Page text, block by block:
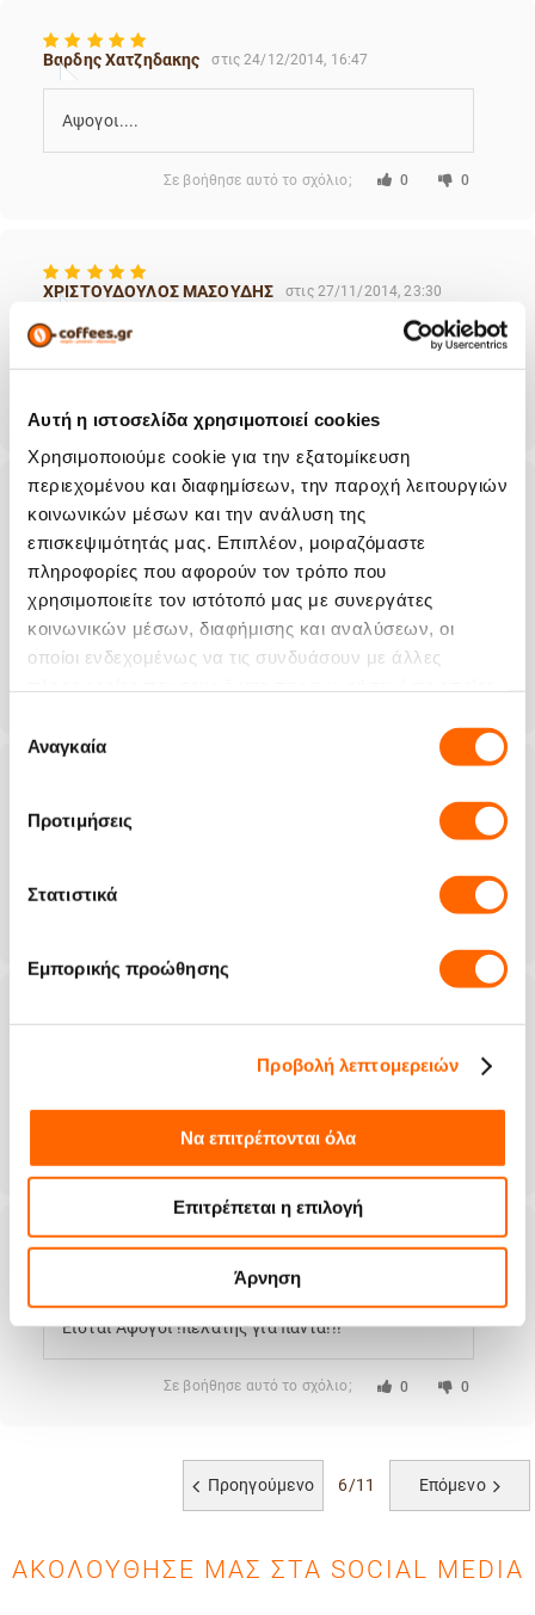
Αυτή η ιστοσελίδα χρησιμοποιεί cookies
Χρησιμοποιούμε cookie για την εξατομίκευση
περιεχομένου και διαφημίσεων, την παροχή λειτουργιών
κοινωνικών μέσων και την ανάλυση της
επισκεψιμότητάς μας. Επιπλέον, μοιραζόμαστε
πληροφορίες που αφορούν τον τρόπο που
χρησιμοποιείτε τον ιστότοπό μας με συνεργάτες
κοινωνικών μέσων, διαφήμισης και αναλύσεων, οι
οποίοι ενδεχομένως να τις συνδυάσουν με άλλες
των υπηρεσιών τους.
συγκατάθεσης
Αναγκαία
Προτιμήσεις
Στατιστικά
Εμπορικής προώθησης
Προβολή λεπτομερειών
Να επιτρέπονται όλα
Επιτρέπεται η επιλογή
Άρνηση
Βαρδης Χατζηδακης στις 24/12/2014, 16:47
Αψογοι....
Σε βοήθησε αυτό το σχόλιο; 0 0
ΧΡΙΣΤΟΥΔΟΥΛΟΣ ΜΑΣΟΥΔΗΣ στις 27/11/2014, 23:30
ΑΠΛΑ ΕΙΣΑΣΤΕ ΩΡΑΙΟΙ!!! ΤΑ ΛΟΓΙΑ ΕΙΝΑΙ ΠΕΡΙΤΑ!
Σε βοήθησε αυτό το σχόλιο;
Παρασκευάς Κουκούλης στις 07/05/2014, 20:02
Μπράβο σας!!!Εξαιρετικοί επαγγελματίες ,οι
χαμηλότερες τιμές τις αγοράς,και παράδοση σε
μια μέρα!!!
Σε βοήθησε αυτό το σχόλιο; 0 0
στις 14/03/2014, 13:58
Εισται Αψογοι !πελατης για παντα!!!
Σε βοήθησε αυτό το σχόλιο; 0 0
Προηγούμενο 6/11 Επόμενο
ΑΚΟΛΟΎΘΗΣΈ ΜΑΣ ΣΤΑ SOCIAL MEDIA